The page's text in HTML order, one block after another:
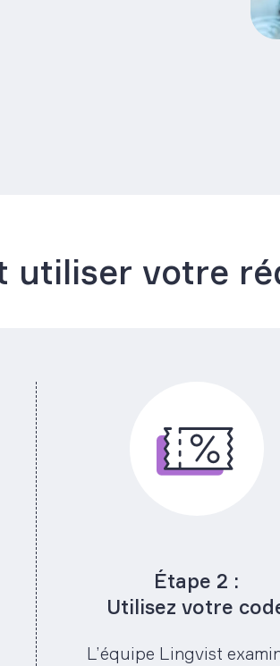
utiliser votre
Étape 2 :
Utilisez votre
L’équipe Lingvist